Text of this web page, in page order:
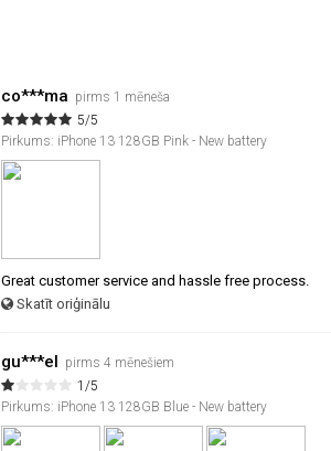
co***ma pirms 1 mēneša
5/5
Pirkums: iPhone 13 128GB Pink - New battery
Great customer service and hassle free process.
Skatīt oriģinālu
gu***el pirms 4 mēnešiem
1/5
Pirkums: iPhone 13 128GB Blue - New battery